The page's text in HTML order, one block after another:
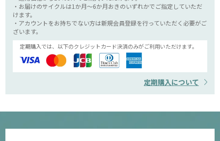
・お届けのサイクルは1か月～6か月おきのいずれかでご指定していただ
けます。
・アカウントをお持ちでない方は新規会員登録を行っていただく必要がご
ざいます。
定期購入では、以下のクレジットカード決済のみがご利用いただけます。
定期購入について